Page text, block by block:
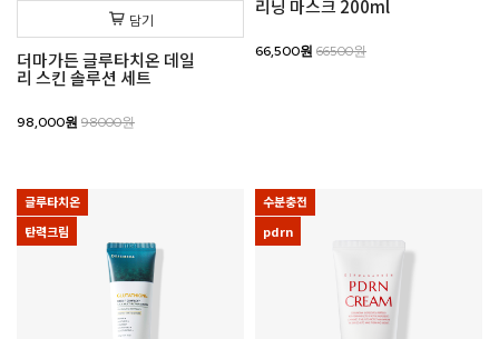
담기
더마가든 글루타치온 데일
리 스킨 솔루션 세트
98,000원 98000원
리닝 마스크 200ml
66,500원 66500원
글루타치온
탄력크림
수분충전
pdrn